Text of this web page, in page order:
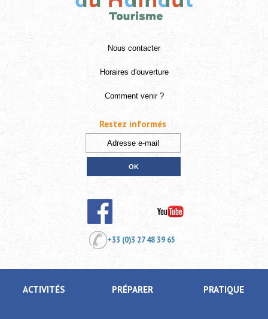
Nous contacter
Horaires d'ouverture
Comment venir ?
+33 (0)3 27 48 39 65
ACTIVITÉS PRÉPARER PRATIQUE
Restez informés